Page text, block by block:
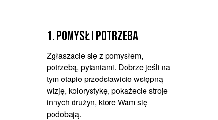
1. pomysł i potrzeba
Zgłaszacie się z pomysłem,
potrzebą, pytaniami. Dobrze jeśli na
tym etapie przedstawicie wstępną
wizję, kolorystykę, pokażecie stroje
innych drużyn, które Wam się
podobają.